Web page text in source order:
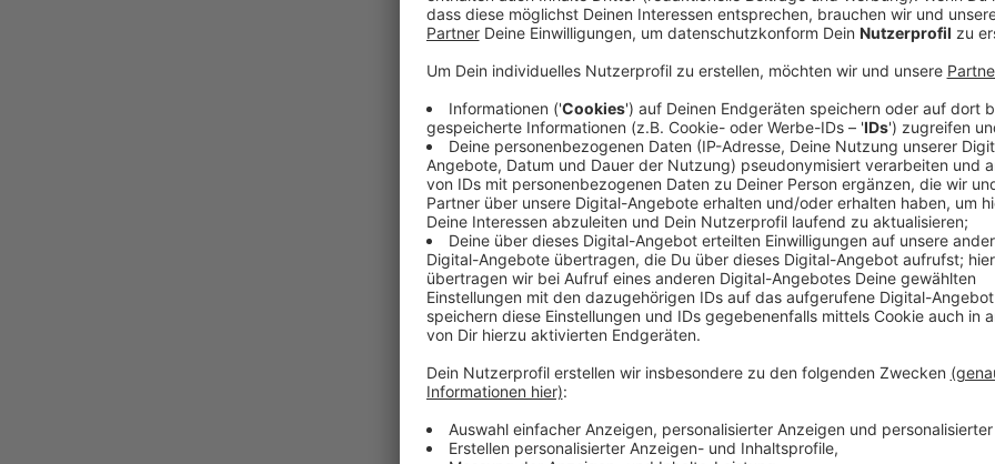
Frühstück in der Schule und keine
Anzeige
85 Prozent der Kosten für die Schule trägt das
15 Prozent kommen auch durch Spenden aus der
zusammen. Inhaltlich geht die neue Schule auch
Lernbegleiter, die Kinder werden nach Stärken und
Hausaufgaben gibt es nicht und der Tag beginnt mit
Schülerinnen und Schüler freuen sich sehr darauf,
Klassenräume kennenzulernen. Dietmar Spreu, der
kaum erwarten. Er war von Anfang an bei den